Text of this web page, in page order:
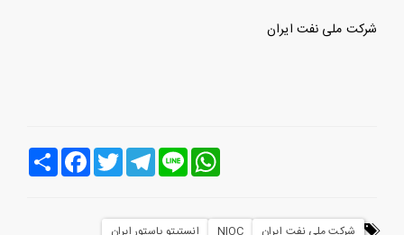
شرکت ملی نفت ایران
اشتراک
FacebookTwitter
Telegram Line
WhatsApp